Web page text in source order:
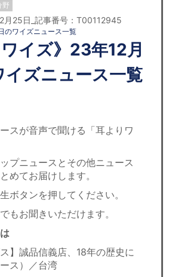
野
月25日_記事番号：T00112945
のワイズニュース一覧
ワイズ》23年12月
ズニュース一覧
スが音声で聞ける「耳よりワ
プニュースとその他ニュース
めてお届けします。
ボタンを押してください。
もお聞きいただけます。
ス】誠品信義店、18年の歴史に
ス）／台湾